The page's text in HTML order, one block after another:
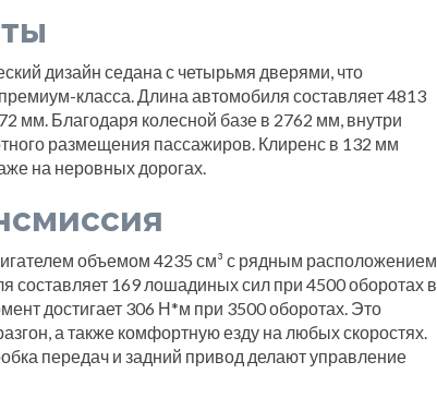
дизайн седана с четырьмя дверями, что
класса. Длина автомобиля составляет 4813
мм. Благодаря колесной базе в 2762 мм, внутри
размещения пассажиров. Клиренс в 132 мм
на неровных дорогах.
объемом 4235 см³ с рядным расположением
составляет 169 лошадиных сил при 4500 оборотах в
достигает 306 Н*м при 3500 оборотах. Это
а также комфортную езду на любых скоростях.
передач и задний привод делают управление